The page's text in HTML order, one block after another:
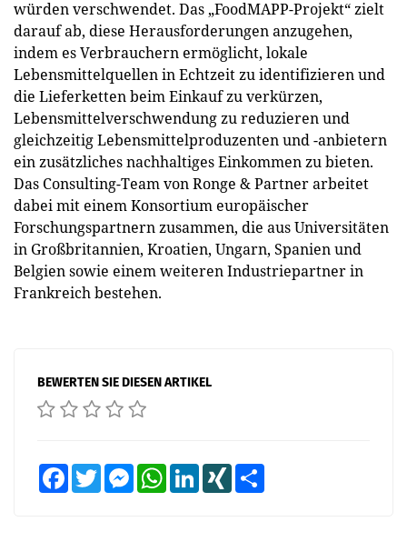
würden verschwendet. Das „FoodMAPP-Projekt“ zielt
darauf ab, diese Herausforderungen anzugehen,
indem es Verbrauchern ermöglicht, lokale
Lebensmittelquellen in Echtzeit zu identifizieren und
die Lieferketten beim Einkauf zu verkürzen,
Lebensmittelverschwendung zu reduzieren und
gleichzeitig Lebensmittelproduzenten und -anbietern
ein zusätzliches nachhaltiges Einkommen zu bieten.
Das Consulting-Team von Ronge & Partner arbeitet
dabei mit einem Konsortium europäischer
Forschungspartnern zusammen, die aus Universitäten
in Großbritannien, Kroatien, Ungarn, Spanien und
Belgien sowie einem weiteren Industriepartner in
Frankreich bestehen.
BEWERTEN SIE DIESEN ARTIKEL
FacebookTwitter MessengerWhatsAppLinkedInXING